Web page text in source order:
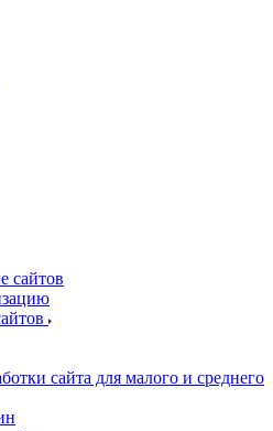
сайтов
сайта для малого и среднего